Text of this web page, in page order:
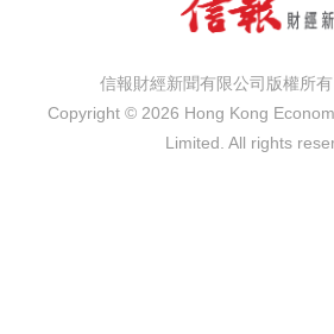
信報財經新聞有限公司版權所有
Copyright © 2026 Hong Kong
Limited. All rights